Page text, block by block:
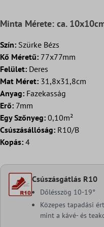
Minta Mérete: ca.
Szín: Szürke Bézs
Kő Méretű: 77x77mm
Felület: Deres
Mat Méret: 31,8x31,8cm
Anyag: Fazekasság
Erő: 7mm
Egy Szőnyeg: 0,10m²
Csúszásállóság: R10/B
Kopás: 4
Csúszásgátlás R10
Dőlésszög 10-19°
Közepes tapadási
mint a kávé- és